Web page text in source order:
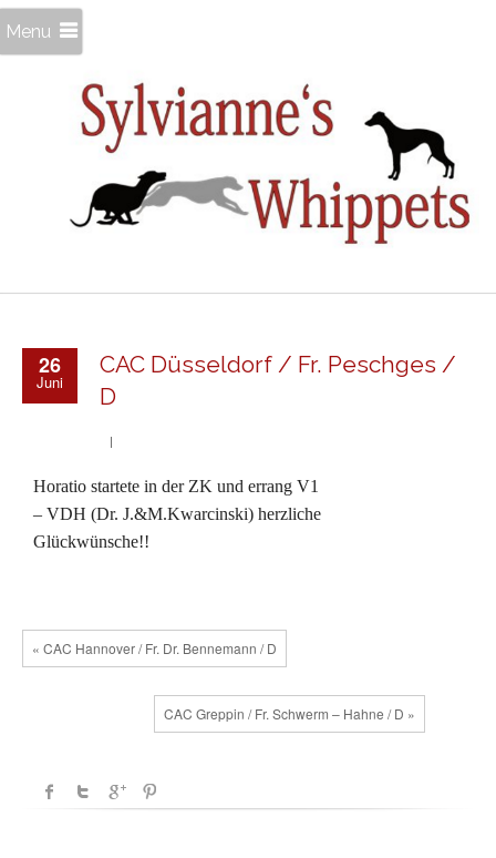
Menu
26
Juni
CAC Düsseldorf / Fr. Peschges /
D
Horatio startete in der ZK und errang V1
– VDH (Dr. J.&M.Kwarcinski) herzliche
Glückwünsche!!
« CAC Hannover / Fr. Dr. Bennemann / D
CAC Greppin / Fr. Schwerm – Hahne / D »